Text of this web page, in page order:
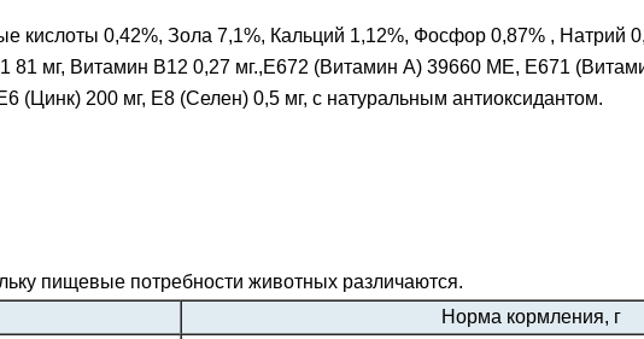
кислоты 0,42%, Зола 7,1%, Кальций 1,12%, Фосфор 0,87% , Натрий
81 мг, Витамин B12 0,27 мг.,E672 (Витамин A) 39660 МЕ, E671
(Цинк) 200 мг, E8 (Селен) 0,5 мг, с натуральным антиоксидантом.
пищевые потребности животных различаются.
Норма кормления, г